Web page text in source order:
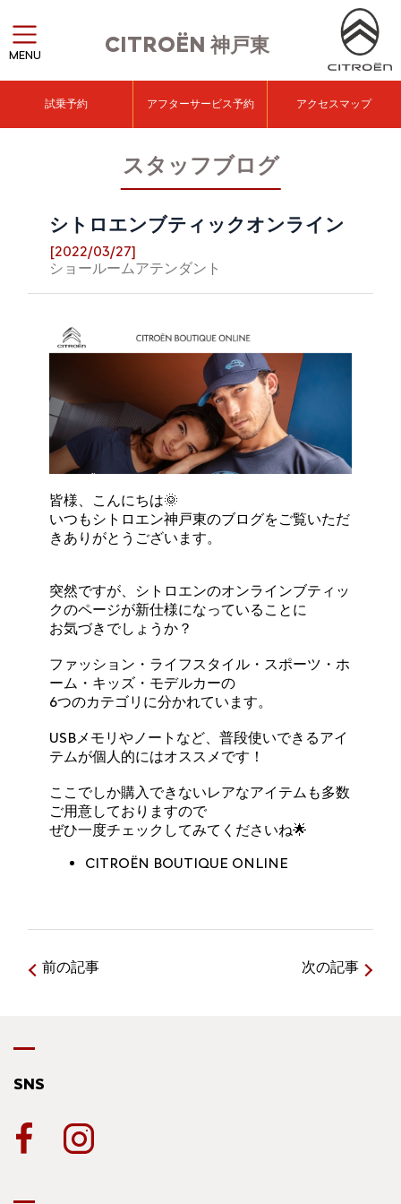
CITROËN神戸東
MENU
試乗予約 アフターサービス予約 アクセスマップ
スタッフブログ
シトロエンブティックオンライン
[2022/03/27]
ショールームアテンダント
皆様、こんにちは🌞
いつもシトロエン神戸東のブログをご覧いただ
きありがとうございます。
突然ですが、シトロエンのオンラインブティッ
クのページが新仕様になっていることに
お気づきでしょうか？
ファッション・ライフスタイル・スポーツ・ホ
ーム・キッズ・モデルカーの
6つのカテゴリに分かれています。
USBメモリやノートなど、普段使いできるアイ
テムが個人的にはオススメです！
ここでしか購入できないレアなアイテムも多数
ご用意しておりますので
ぜひ一度チェックしてみてくださいね🌟
CITROËN BOUTIQUE ONLINE
前の記事 次の記事
SNS